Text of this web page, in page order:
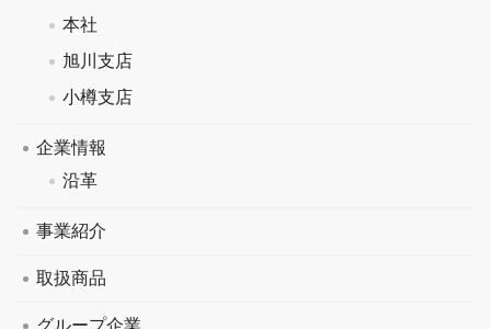
本社
旭川支店
小樽支店
企業情報
沿革
事業紹介
取扱商品
グループ企業